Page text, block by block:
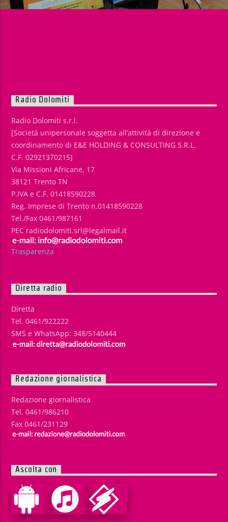
Radio Dolomiti
Radio Dolomiti s.r.l.
[Società unipersonale soggetta all’attività di direzione e
coordinamento di E&E HOLDING & CONSULTING S.R.L.
C.F. 02921370215]
Via Missioni Africane, 17
38121 Trento TN
P.IVA e C.F. 01418590228
Reg. Imprese di Trento n.01418590228
Tel./Fax 0461/987161
PEC radiodolomiti.srl@legalmail.it
Trasparenza
Diretta radio
Diretta
Tel. 0461/922222
SMS e WhatsApp: 348/5140444
Redazione giornalistica
Redazione giornalistica
Tel. 0461/986210
Fax 0461/231129
Ascolta con